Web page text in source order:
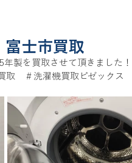
ン パソコン買取 ガステ
万年筆、ブランドボールペン買
士市買取
製を買取させて頂きました
取　＃洗濯機買取ビゼックス